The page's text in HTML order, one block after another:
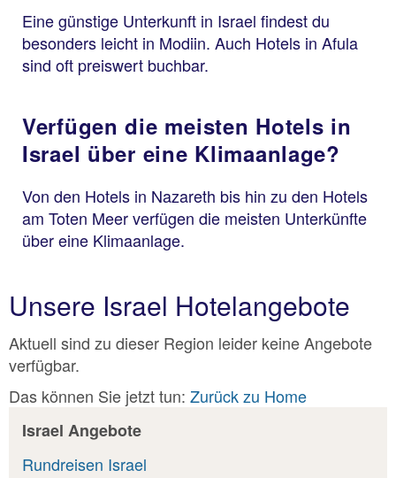
Eine günstige Unterkunft in Israel findest du
besonders leicht in Modiin. Auch Hotels in Afula
sind oft preiswert buchbar.
Verfügen die meisten Hotels in
Israel über eine Klimaanlage?
Von den Hotels in Nazareth bis hin zu den Hotels
am Toten Meer verfügen die meisten Unterkünfte
über eine Klimaanlage.
Unsere Israel Hotelangebote
Aktuell sind zu dieser Region leider keine Angebote
verfügbar.
Das können Sie jetzt tun: Zurück zu Home
Israel Angebote
Rundreisen Israel